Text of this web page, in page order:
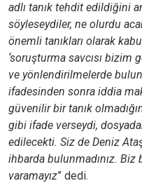
adlı tanık tehdit edildiğini
söyleseydiler, ne olurdu
önemli tanıkları olarak
‘soruşturma savcısı
ve yönlendirilmelerde
ifadesinden sonra iddia
güvenilir bir tanık
gibi ifade verseydi,
edilecekti. Siz de Deniz
ihbarda bulunmadınız.
varamayız” dedi.